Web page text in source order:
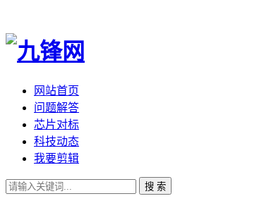
网站首页
问题解答
芯片对标
科技动态
我要剪辑
搜 索